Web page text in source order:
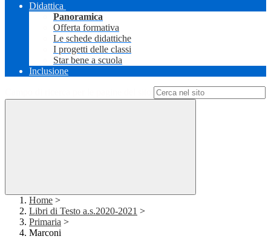
Didattica
Panoramica
Offerta formativa
Le schede didattiche
I progetti delle classi
Star bene a scuola
Inclusione
Home >
Libri di Testo a.s.2020-2021 >
Primaria >
Marconi